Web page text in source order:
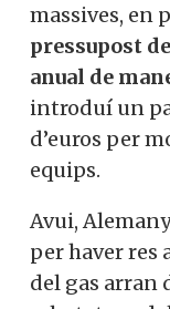
massives, en
pressupost
anual de
introduí un
d’euros per
equips.
Avui,
per haver res
del gas arran